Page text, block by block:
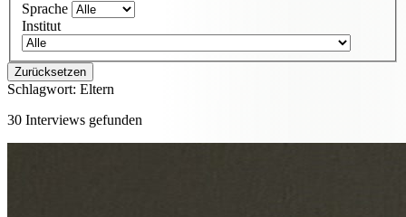
Sprache
Institut
Zurücksetzen
Schlagwort: Eltern
30 Interviews gefunden